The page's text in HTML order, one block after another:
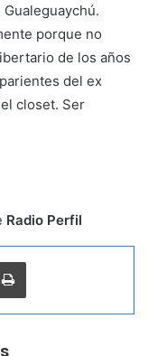
porque no
de los años
del ex
closet. Ser
Radio Perfil